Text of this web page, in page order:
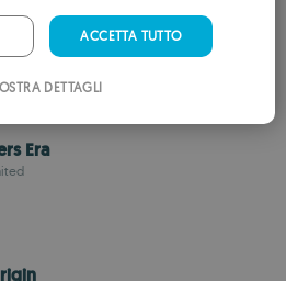
Co., Lt
Era
PORTUGUESE
ACCETTA TUTTO
DETTAGLI